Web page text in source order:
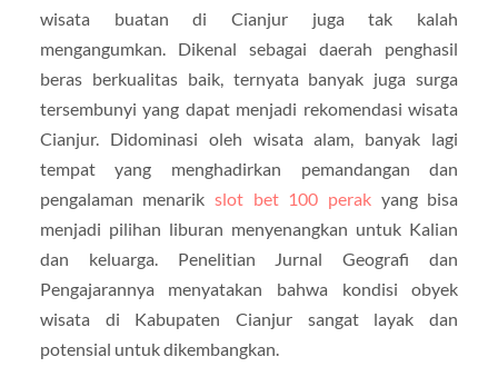
wisata buatan di Cianjur juga tak kalah
mengangumkan. Dikenal sebagai daerah penghasil
beras berkualitas baik, ternyata banyak juga surga
tersembunyi yang dapat menjadi rekomendasi wisata
Cianjur. Didominasi oleh wisata alam, banyak lagi
tempat yang menghadirkan pemandangan dan
pengalaman menarikslot bet 100 perakyang bisa
menjadi pilihan liburan menyenangkan untuk Kalian
dan keluarga. Penelitian Jurnal Geografi dan
Pengajarannya menyatakan bahwa kondisi obyek
wisata di Kabupaten Cianjur sangat layak dan
potensial untuk dikembangkan.